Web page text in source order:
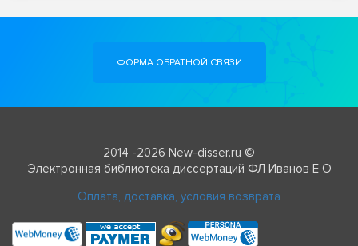
ФОРМА ОБРАТНОЙ СВЯЗИ
2014 -2026 New-disser.ru ©
Электронная библиотека диссертаций ФЛ Иванов Е О
Оплата, доставка, условия возврата